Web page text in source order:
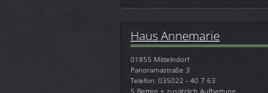
Haus Annemarie
01855 Mittelndorf
Panoramastraße 3
Telefon: 035022 - 40 7 63